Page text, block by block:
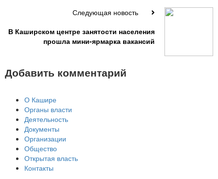
Следующая новость
В Каширском центре занятости населения
прошла мини-ярмарка вакансий
Добавить комментарий
О Кашире
Органы власти
Деятельность
Документы
Организации
Общество
Открытая власть
Контакты